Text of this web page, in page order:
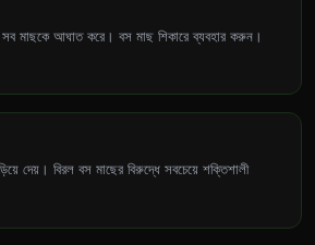
মাছকে আঘাত করে। বস মাছ শিকারে ব্যবহার করুন।
দেয়। বিরল বস মাছের বিরুদ্ধে সবচেয়ে শক্তিশালী